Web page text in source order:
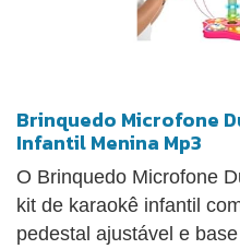
Brinquedo Microfone
Infantil Menina Mp3
O Brinquedo Microfone
kit de karaokê infantil
pedestal ajustável e